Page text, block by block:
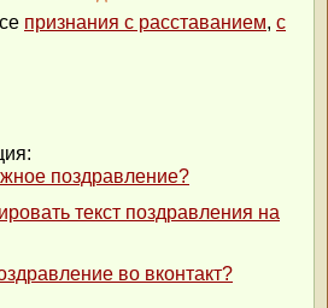
признания с расставанием, с
поздравление?
текст поздравления на
во вконтакт?